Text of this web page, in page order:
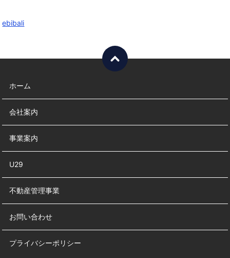
ebibali
ホーム
会社案内
事業案内
U29
不動産管理事業
お問い合わせ
プライバシーポリシー